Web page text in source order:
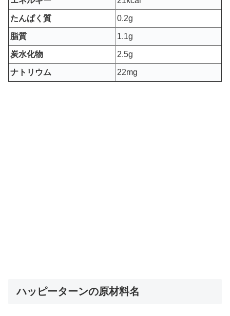
たんぱく質 0.2g
脂質 1.1g
炭水化物 2.5g
ナトリウム 22mg
ハッピーターンの原材料名